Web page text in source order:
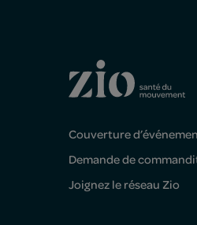
Couverture
Demande de
Joignez le réseau Zio